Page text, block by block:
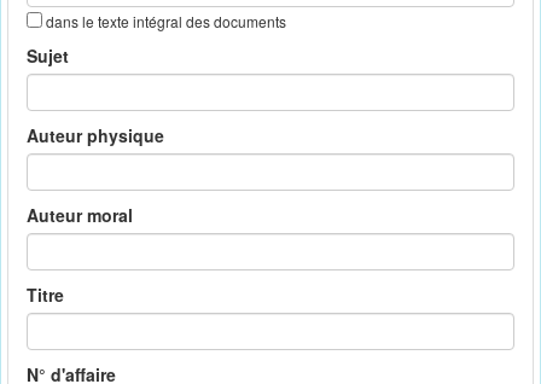
dans le texte intégral des documents
Sujet
Auteur physique
Auteur moral
Titre
N° d'affaire